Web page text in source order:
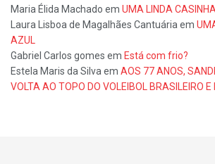
Maria Élida Machado em UMA LINDA
Laura Lisboa de Magalhães Cantuária em
AZUL
Gabriel Carlos gomes em Está com frio?
Estela Maris da Silva em AOS 77 ANOS,
VOLTA AO TOPO DO VOLEIBOL BRASILEIRO E